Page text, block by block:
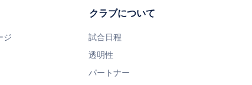
ジ
クラブについて
試合日程
透明性
パートナー